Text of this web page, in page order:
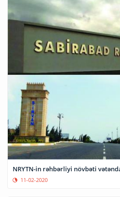
NRYTN-in rəhbərliyi növbəti
11-02-2020